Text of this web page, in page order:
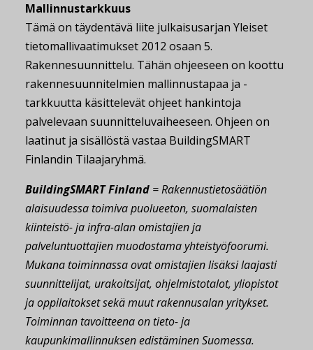
Mallinnustarkkuus
Tämä on täydentävä liite julkaisusarjan Yleiset
tietomallivaatimukset 2012 osaan 5.
Rakennesuunnittelu. Tähän ohjeeseen on koottu
rakennesuunnitelmien mallinnustapaa ja -
tarkkuutta käsittelevät ohjeet hankintoja
palvelevaan suunnitteluvaiheeseen. Ohjeen on
laatinut ja sisällöstä vastaa BuildingSMART
Finlandin Tilaajaryhmä.
BuildingSMART Finland = Rakennustietosäätiön
alaisuudessa toimiva puolueeton, suomalaisten
kiinteistö- ja infra-alan omistajien ja
palveluntuottajien muodostama yhteistyöfoorumi.
Mukana toiminnassa ovat omistajien lisäksi laajasti
suunnittelijat, urakoitsijat, ohjelmistotalot, yliopistot
ja oppilaitokset sekä muut rakennusalan yritykset.
Toiminnan tavoitteena on tieto- ja
kaupunkimallinnuksen edistäminen Suomessa.